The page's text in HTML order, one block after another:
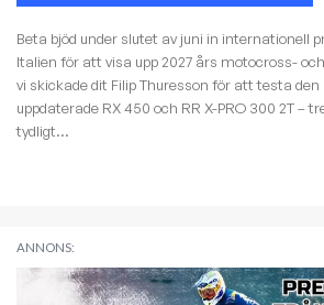
Beta bjöd under slutet av juni in internationell
Italien för att visa upp 2027 års motocross-
vi skickade dit Filip Thuresson för att testa den
uppdaterade RX 450 och RR X-PRO 300 2T –
tydligt...
ANNONS: